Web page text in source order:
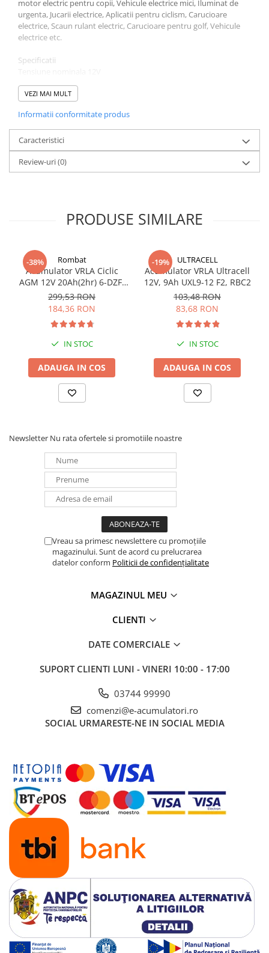
motor electric pentru copii, Vehicule electrice mici, Iluminat de
urgenta, Jucarii electrice, Aplicatii pentru ciclism, Carucioare
electrice, Scaun rulant electric, Carucioare pentru golf, Vehicule
electrice etc.
Specificatii
Tehnologie GEL
Capacitate 12Ah@2hr, 13Ah@3hr, 14Ah@5hr, 15Ah@10hr,
Curent maxim descarcare 100A(5s)
Curent maxim incarcare 2A
Dimensiuni 151*99*97 mm
Greutate 4.2kg
VEZI MAI MULT
Informatii conformitate produs
Caracteristici
Review-uri(0)
PRODUSE SIMILARE
-38% Rombat
Acumulator VRLA Ciclic
AGM 12V 20Ah(2hr) 6-DZF-
20 / 6-DZM-20 pentru
biciclete electrice
299,53 RON
184,36 RON
IN STOC
ADAUGA IN COS
-19% ULTRACELL
Acumulator VRLA Ultracell
12V, 9Ah UXL9-12 F2, RBC2
103,48 RON
83,68 RON
IN STOC
ADAUGA IN COS
Newsletter Nu rata ofertele si promotiile noastre
Vreau sa primesc newslettere cu promoțiile
magazinului. Sunt de acord cu prelucrarea
datelor conform Politicii de confidențialitate
MAGAZINUL MEU
CLIENTI
DATE COMERCIALE
SUPORT CLIENTI LUNI - VINERI 10:00 - 17:00
03744 99990
comenzi@e-acumulatori.ro
SOCIAL URMARESTE-NE IN SOCIAL MEDIA